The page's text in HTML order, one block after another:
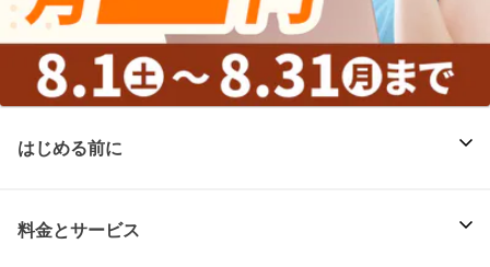
はじめる前に
料金とサービス